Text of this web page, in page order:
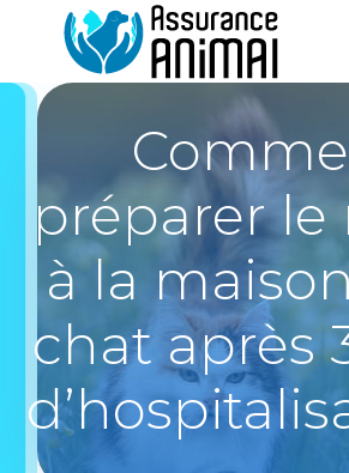
préparer le
à la
chat après